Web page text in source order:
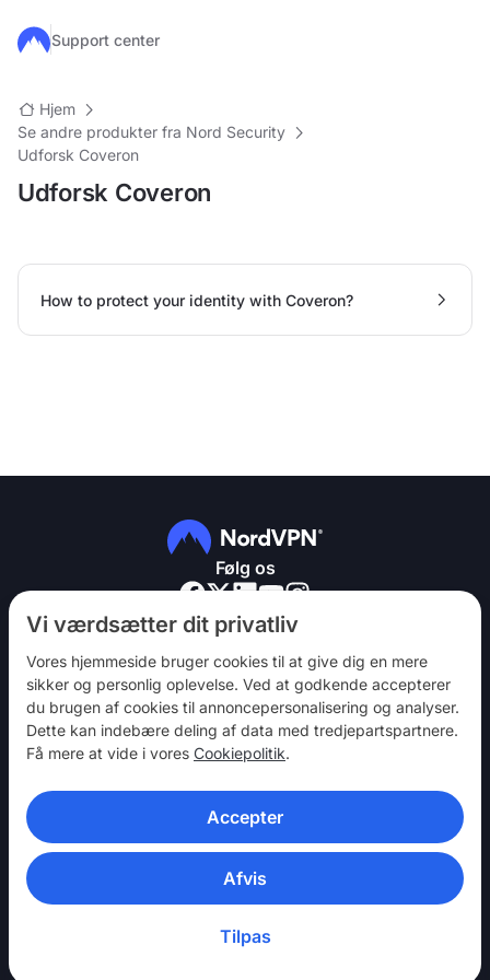
Vi værdsætter dit privatliv
Vores hjemmeside bruger cookies til at give dig en mere
sikker og personlig oplevelse. Ved at godkende accepterer
du brugen af ​​cookies til annoncepersonalisering og analyser.
Dette kan indebære deling af data med tredjepartspartnere.
Få mere at vide i vores Cookiepolitik.
Accepter
Afvis
Tilpas
Gå til hovedindhold
Support center
Hjem
Se andre produkter fra Nord Security
Udforsk Coveron
Udforsk Coveron
How to protect your identity with Coveron?
Følg os
NordVPN
Vær med
Hjælp
Opdag
VPN-APPS
© 2026 Nord Security. Alle rettigheder forbeholdes